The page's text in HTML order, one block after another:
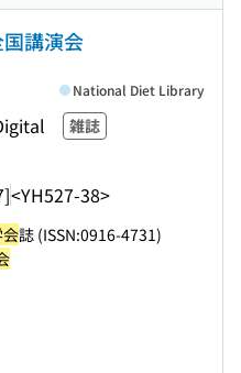
講演会
雑誌
<YH527-38>
National Diet Library
誌 (ISSN:0916-4731)